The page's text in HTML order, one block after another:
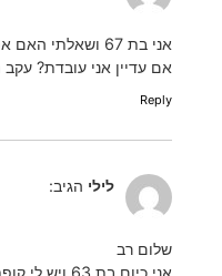
אני בת 67
אם עדיין אני עובדת?
Reply
לילי הגיב:
שלום רב
אני כיום בת